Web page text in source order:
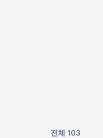
전체 103